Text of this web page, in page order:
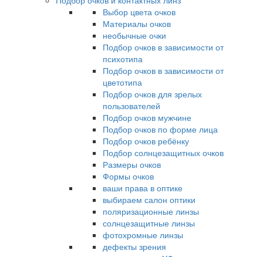
Выбор цвета очков
Материалы очков
необычные очки
Подбор очков в зависимости от
психотипа
Подбор очков в зависимости от
цветотипа
Подбор очков для зрелых
пользователей
Подбор очков мужчине
Подбор очков по форме лица
Подбор очков ребёнку
Подбор солнцезащитных очков
Размеры очков
Формы очков
ваши права в оптике
выбираем салон оптики
поляризационные линзы
солнцезащитные линзы
фотохромные линзы
дефекты зрения